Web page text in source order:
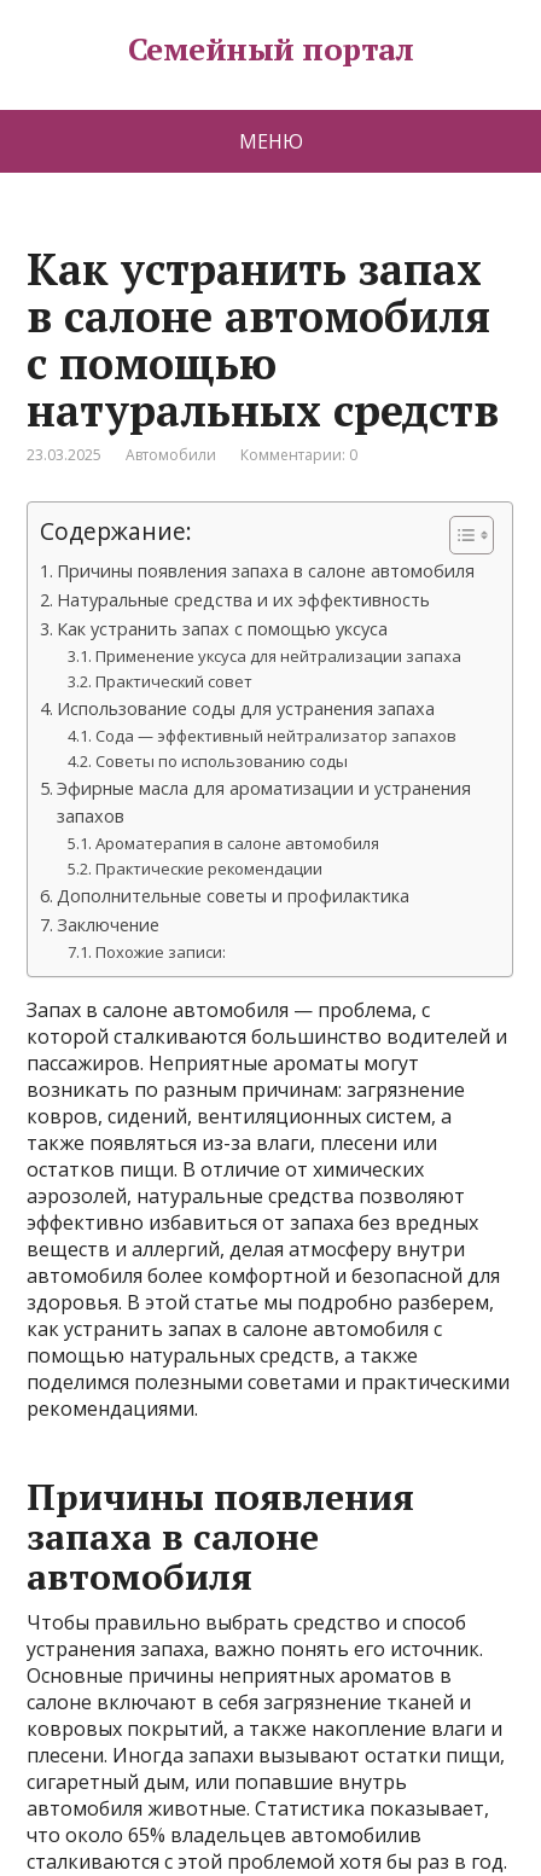
Семейный портал
МЕНЮ
Как устранить запах
в салоне автомобиля
с помощью
натуральных средств
23.03.2025 Автомобили Комментарии: 0
Содержание:
Причины появления запаха в салоне автомобиля
Натуральные средства и их эффективность
Как устранить запах с помощью уксуса
Применение уксуса для нейтрализации запаха
Практический совет
Использование соды для устранения запаха
Сода — эффективный нейтрализатор запахов
Советы по использованию соды
Эфирные масла для ароматизации и устранения
запахов
Ароматерапия в салоне автомобиля
Практические рекомендации
Дополнительные советы и профилактика
Заключение
Похожие записи:
Запах в салоне автомобиля — проблема, с
которой сталкиваются большинство водителей и
пассажиров. Неприятные ароматы могут
возникать по разным причинам: загрязнение
ковров, сидений, вентиляционных систем, а
также появляться из-за влаги, плесени или
остатков пищи. В отличие от химических
аэрозолей, натуральные средства позволяют
эффективно избавиться от запаха без вредных
веществ и аллергий, делая атмосферу внутри
автомобиля более комфортной и безопасной для
здоровья. В этой статье мы подробно разберем,
как устранить запах в салоне автомобиля с
помощью натуральных средств, а также
поделимся полезными советами и практическими
рекомендациями.
Причины появления
запаха в салоне
автомобиля
Чтобы правильно выбрать средство и способ
устранения запаха, важно понять его источник.
Основные причины неприятных ароматов в
салоне включают в себя загрязнение тканей и
ковровых покрытий, а также накопление влаги и
плесени. Иногда запахи вызывают остатки пищи,
сигаретный дым, или попавшие внутрь
автомобиля животные. Статистика показывает,
что около 65% владельцев автомобилив
сталкиваются с этой проблемой хотя бы раз в год.